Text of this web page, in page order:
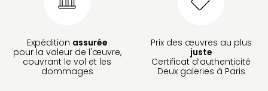
Expédition assurée
pour la valeur de l'œuvre,
couvrant le vol et les
dommages
Prix des œuvres au plus
juste
Certificat d’authenticité
Deux galeries à Paris